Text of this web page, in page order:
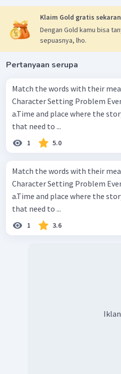
Klaim Gold gratis
Dengan Gold kamu bisa
sepuasnya, lho.
Pertanyaan serupa
Match the words with their
Character Setting Problem Events Ending Moral value
a.Time and place where the story is
that need to ...
1 5.0
Match the words with their
Character Setting Problem Events Ending Moral value
a.Time and place where the story is
that need to ...
1 3.6
Iklan